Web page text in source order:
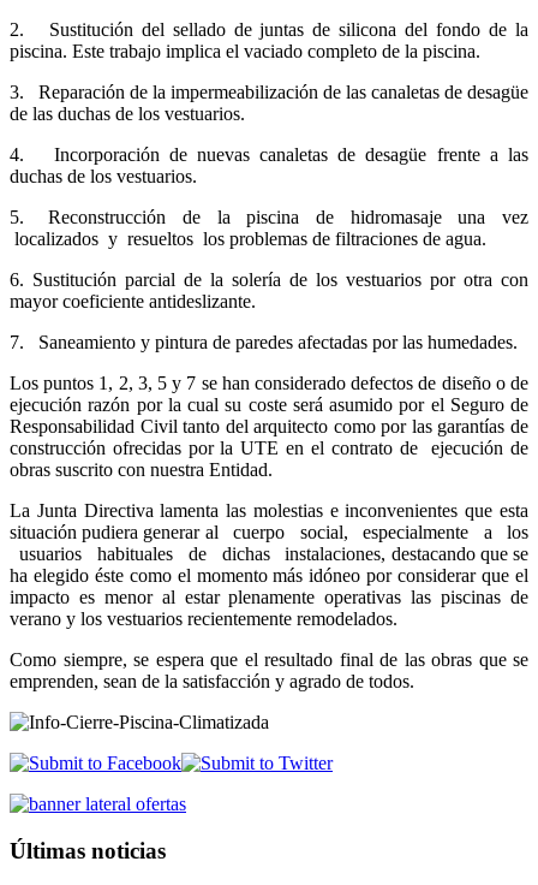
2. Sustitución del sellado de juntas de silicona del fondo de la
piscina. Este trabajo implica el vaciado completo de la piscina.
3. Reparación de la impermeabilización de las canaletas de desagüe
de las duchas de los vestuarios.
4. Incorporación de nuevas canaletas de desagüe frente a las
duchas de los vestuarios.
5. Reconstrucción de la piscina de hidromasaje una vez
localizados y resueltos los problemas de filtraciones de agua.
6. Sustitución parcial de la solería de los vestuarios por otra con
mayor coeficiente antideslizante.
7. Saneamiento y pintura de paredes afectadas por las humedades.
Los puntos 1, 2, 3, 5 y 7 se han considerado defectos de diseño o de
ejecución razón por la cual su coste será asumido por el Seguro de
Responsabilidad Civil tanto del arquitecto como por las garantías de
construcción ofrecidas por la UTE en el contrato de ejecución de
obras suscrito con nuestra Entidad.
La Junta Directiva lamenta las molestias e inconvenientes que esta
situación pudiera generar al cuerpo social, especialmente a los
usuarios habituales de dichas instalaciones, destacando que se
ha elegido éste como el momento más idóneo por considerar que el
impacto es menor al estar plenamente operativas las piscinas de
verano y los vestuarios recientemente remodelados.
Como siempre, se espera que el resultado final de las obras que se
emprenden, sean de la satisfacción y agrado de todos.
Últimas noticias